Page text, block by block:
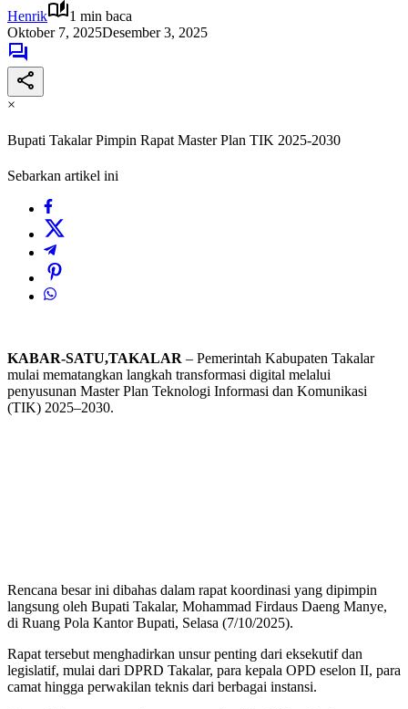
Henrik
1 min baca
Oktober 7, 2025Desember 3, 2025
×
Bupati Takalar Pimpin Rapat Master Plan TIK 2025-2030
Sebarkan artikel ini
KABAR-SATU,TAKALAR – Pemerintah Kabupaten Takalar
mulai mematangkan langkah transformasi digital melalui
penyusunan Master Plan Teknologi Informasi dan Komunikasi
(TIK) 2025–2030.
Rencana besar ini dibahas dalam rapat koordinasi yang dipimpin
langsung oleh Bupati Takalar, Mohammad Firdaus Daeng Manye,
di Ruang Pola Kantor Bupati, Selasa (7/10/2025).
Rapat tersebut menghadirkan unsur penting dari eksekutif dan
legislatif, mulai dari DPRD Takalar, para kepala OPD eselon II, para
camat hingga perwakilan teknis dari berbagai instansi.